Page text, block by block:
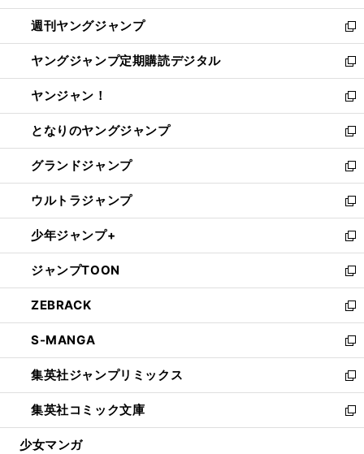
開
く
ウ
で
開
く
ン
ド
ウ
で
開
く
ウ
ィ
ン
ド
ウ
で
開
く
週刊ヤングジャンプ
新
し
い
ウ
ィ
ン
ド
ウ
で
開
く
ヤングジャンプ定期購読デジタル
新
し
い
ウ
ィ
ン
ド
ウ
で
開
く
ヤンジャン！
新
し
い
ウ
ィ
ン
ド
ウ
で
開
く
となりのヤングジャンプ
新
し
い
ウ
ィ
ン
ド
ウ
で
開
く
グランドジャンプ
新
し
い
ウ
ィ
ン
ド
ウ
で
開
く
ウルトラジャンプ
新
し
い
ウ
ィ
ン
ド
ウ
で
開
く
少年ジャンプ+
新
し
い
ウ
ィ
ン
ド
ウ
で
開
く
ジャンプTOON
新
し
い
ウ
ィ
ン
ド
ウ
で
開
ZEBRACK
新
し
い
ウ
ィ
ン
ド
ウ
S-MANGA
新
し
い
ウ
ィ
ン
集英社ジャンプリミックス
新
し
い
ウ
集英社コミック文庫
新
し
少女マンガ